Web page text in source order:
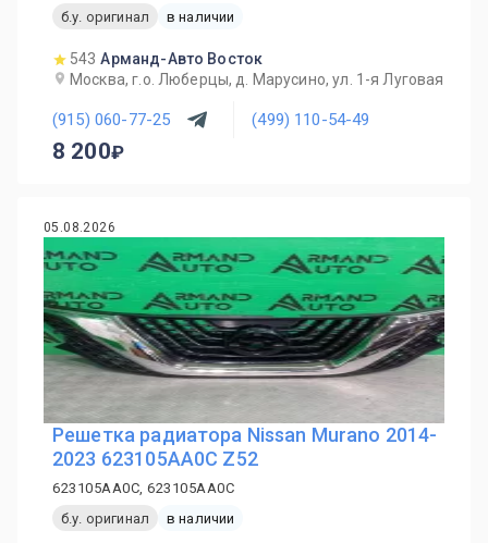
б.у. оригинал
в наличии
543 Арманд-Авто Восток
Москва, г.о. Люберцы, д. Марусино, ул. 1-я Луговая
(915) 060-77-25 (499) 110-54-49
8 200
05.08.2026
Решетка радиатора Nissan Murano 2014-
2023 623105AA0C Z52
623105AA0C, 623105AA0C
б.у. оригинал
в наличии